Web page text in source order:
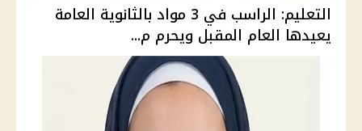
التعليم: الراسب في 3 مواد بالثانوية العامة
يعيدها العام المقبل ويحرم م...